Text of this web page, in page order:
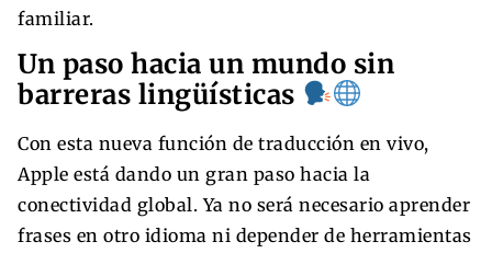
familiar.
Un paso hacia un mundo sin
barreras lingüísticas
Con esta nueva función de traducción en vivo,
Apple está dando un gran paso hacia la
conectividad global. Ya no será necesario aprender
frases en otro idioma ni depender de herramientas